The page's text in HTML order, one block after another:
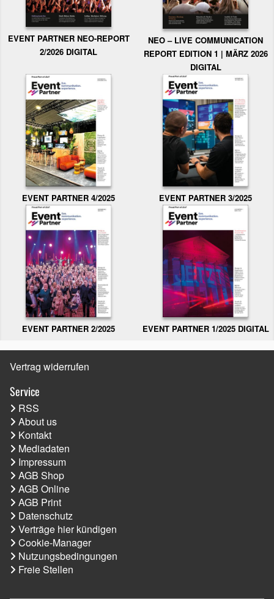
EVENT PARTNER NEO-REPORT
2/2026 DIGITAL
NEO – LIVE COMMUNICATION
REPORT EDITION 1 | MÄRZ 2026
DIGITAL
EVENT PARTNER 4/2025 EVENT PARTNER 3/2025
EVENT PARTNER 2/2025 EVENT PARTNER 1/2025 DIGITAL
Vertrag widerrufen
Service
RSS
About us
Kontakt
Mediadaten
Impressum
AGB Shop
AGB Online
AGB Print
Datenschutz
Verträge hier kündigen
Cookie-Manager
Nutzungsbedingungen
Freie Stellen